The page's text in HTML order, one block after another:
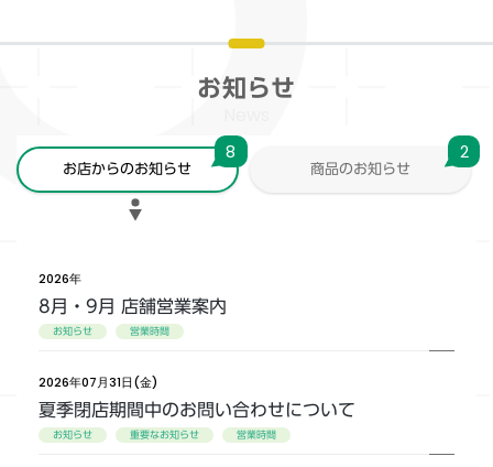
お知らせ
お店からのお知らせ
8
商品のお知らせ
2
2026年
8月・9月 店舗営業案内
お知らせ 営業時間
2026年07月31日(金)
夏季閉店期間中のお問い合わせについて
お知らせ 重要なお知らせ 営業時間